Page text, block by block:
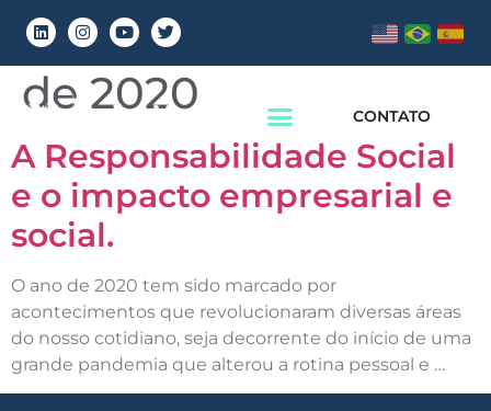
CONTATO
Dia:29 de outubro
de 2020
A Responsabilidade Social
e o impacto empresarial e
social.
O ano de 2020 tem sido marcado por
acontecimentos que revolucionaram diversas áreas
do nosso cotidiano, seja decorrente do início de uma
grande pandemia que alterou a rotina pessoal e …